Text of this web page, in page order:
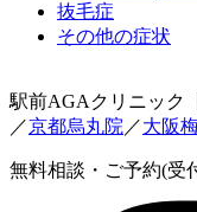
抜毛症
その他の症状
駅前AGAクリニック
／京都烏丸院 ／大阪
無料相談・ご予約(受